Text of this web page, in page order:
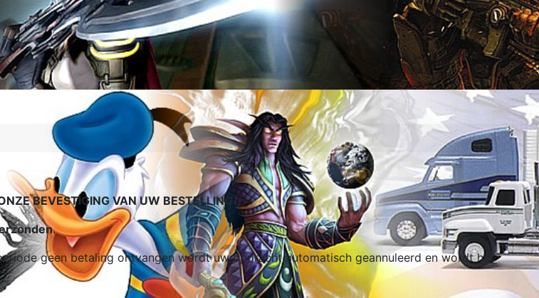
BEVESTIGING VAN UW BESTELLING.
.
geen betaling ontvangen wordt uw opdracht automatisch geannuleerd en wordt het